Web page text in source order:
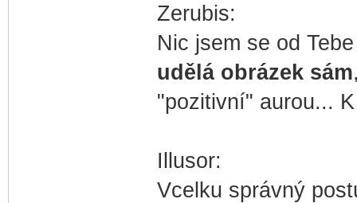
Zerubis:
Nic jsem se od
udělá obrázek sám
"pozitivní" aurou...
Illusor:
Vcelku správný